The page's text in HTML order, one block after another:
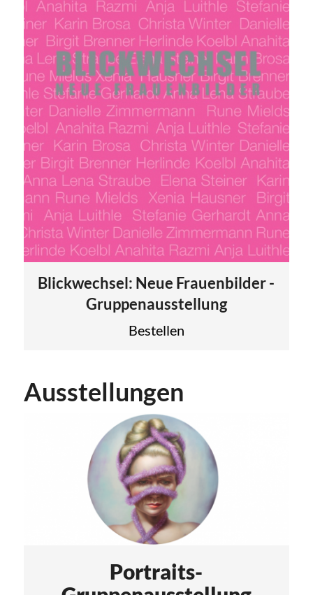
Blickwechsel: Neue Frauenbilder -
Gruppenausstellung
Bestellen
Ausstellungen
Portraits-